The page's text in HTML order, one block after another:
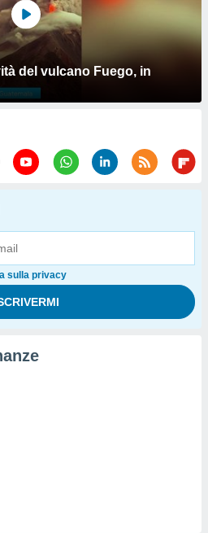
del vulcano Fuego, in
sulla privacy